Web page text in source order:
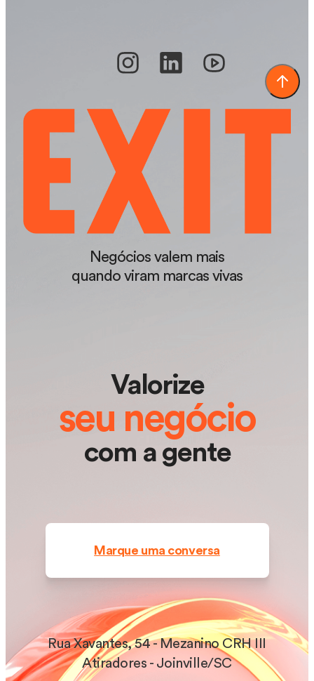
Negócios valem mais
quando viram marcas vivas
Valorize
seu negócio
com a gente
Marque uma conversa
Rua Xavantes, 54 - Mezanino CRH III
Atiradores - Joinville/SC